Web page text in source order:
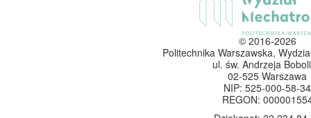
© 2016-2026
Politechnika Warszawska,
ul. św. Andrzeja
02-525 Warszawa
NIP: 525-000-58-34
REGON: